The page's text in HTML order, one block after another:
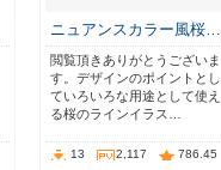
ニュアンスカラー風桜…
閲覧頂きありがとうございま
す。デザインのポイントとし
ていろいろな用途として使え
る桜のラインイラス…
13 2,117 786.45